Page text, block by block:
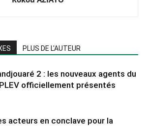
PLUS DE L'AUTEUR
2 : les nouveaux agents du
officiellement présentés
acteurs en conclave pour la